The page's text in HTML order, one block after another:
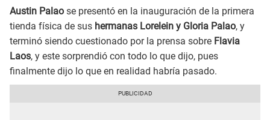
Austin Palao se presentó en la inauguración de la primera
tienda física de sus hermanas Lorelein y Gloria Palao, y
terminó siendo cuestionado por la prensa sobre Flavia
Laos, y este sorprendió con todo lo que dijo, pues
finalmente dijo lo que en realidad habría pasado.